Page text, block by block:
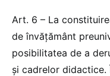
Art. 6 – La
de învățământ
posibilitatea de a
și cadrelor didactice.